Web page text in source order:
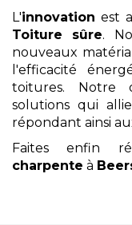
L'innovation est
Toiture sûre.
nouveaux
l'efficacité
toitures. Notre
solutions qui
répondant ainsi
Faites enfin
charpente à